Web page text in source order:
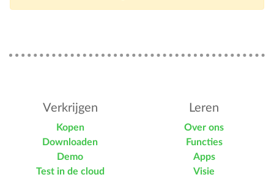
Verkrijgen
Kopen
Downloaden
Demo
Test in de cloud
Leren
Over ons
Functies
Apps
Visie